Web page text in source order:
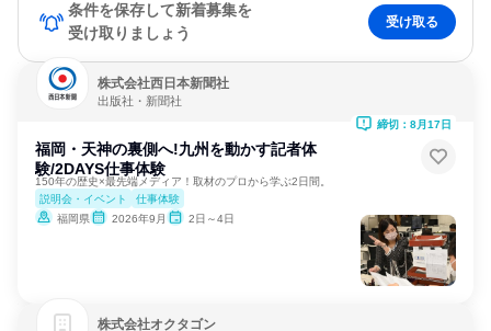
条件を保存して新着募集を
受け取りましょう
受け取る
株式会社西日本新聞社
出版社・新聞社
福岡・天神の裏側へ!九州を動かす記者体
験/2DAYS仕事体験
150年の歴史×最先端メディア！取材のプロから学ぶ2日間。
説明会・イベント
仕事体験
福岡県
2026年9月 2日～4日
締切：8月17日
株式会社オクタゴン